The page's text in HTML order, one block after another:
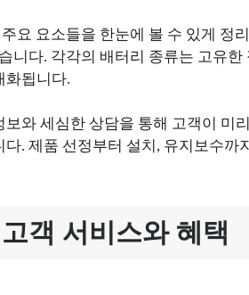
요 요소들을 한눈에 볼 수 있게 정
니다. 각각의 배터리 종류는 고유한
화됩니다.
와 세심한 상담을 통해 고객이 미
. 제품 선정부터 설치, 유지보수까
객 서비스와 혜택